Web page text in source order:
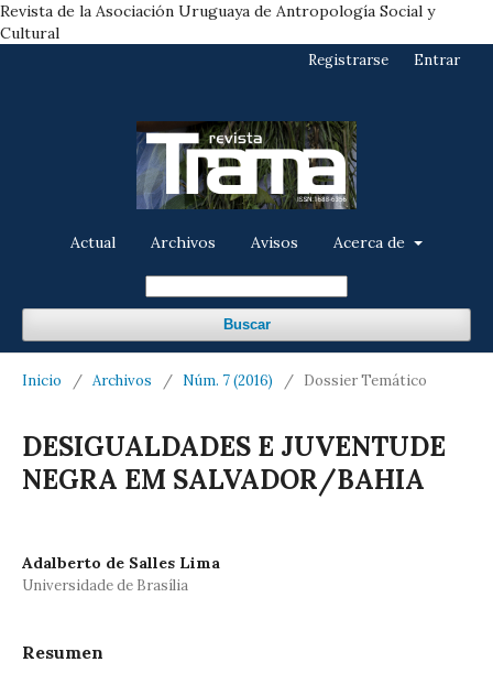
Revista de la Asociación Uruguaya de Antropología Social y
Cultural
Actual Archivos Avisos Acerca de
Buscar
Registrarse Entrar
Inicio / Archivos / Núm. 7 (2016) / Dossier Temático
DESIGUALDADES E JUVENTUDE
NEGRA EM SALVADOR/BAHIA
Adalberto de Salles Lima
Universidade de Brasília
Resumen